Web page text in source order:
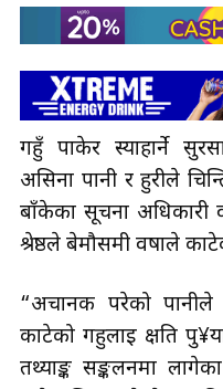
गहुँ पाकेर स्याहार्ने
असिना पानी र हुरीले
बाँकेका सूचना अधिकारी
श्रेष्ठले बेमौसमी वर्षाले
“अचानक परेको
काटेको गहुलाई क्षति
तथ्याङ्क सङ्कलनमा